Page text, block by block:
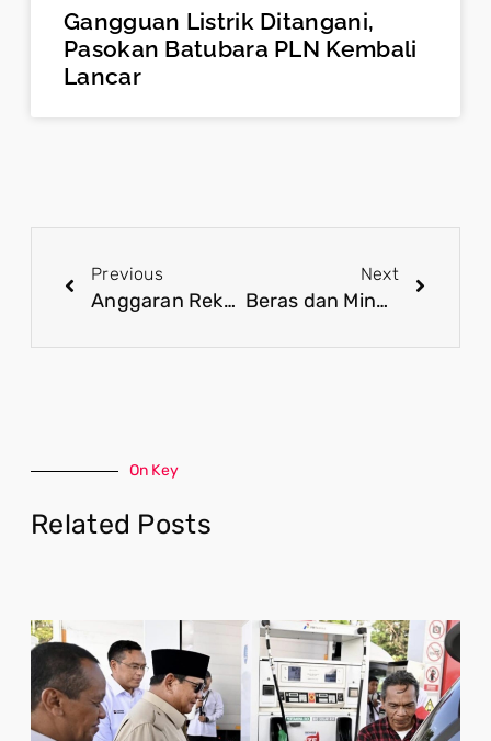
Gangguan Listrik Ditangani,
Pasokan Batubara PLN Kembali
Lancar
Previous
Anggaran Rekonstruksi Pascabencana Sumatra Disiapkan untuk Pemulihan Berkelanjutan
Next
Beras dan Minyak Goreng Tetap Mengalir, Bansos Pangan Diperpanjang Juni 2026
On Key
Related Posts